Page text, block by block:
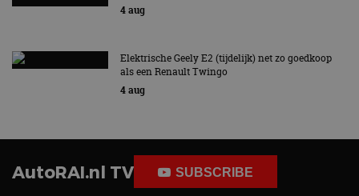
4 aug
Elektrische Geely E2 (tijdelijk) net zo goedkoop
als een Renault Twingo
4 aug
AutoRAI.nl TV SUBSCRIBE